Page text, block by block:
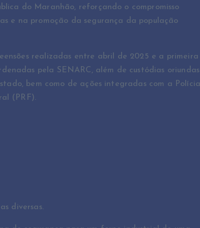
do Maranhão, reforçando o compromisso
e na promoção da segurança da população
realizadas entre abril de 2025 e a primeira
pela SENARC, além de custódias oriundas
bem como de ações integradas com a Polícia
(PRF).
diversas.